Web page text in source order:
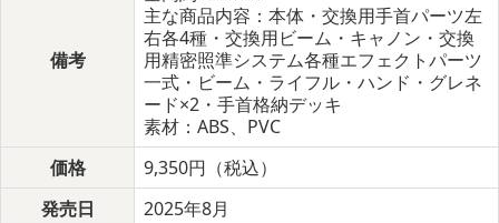
備考
主な商品内容：本体・交換用手首パーツ左
右各4種・交換用ビーム・キャノン・交換
用精密照準システム各種エフェクトパーツ
一式・ビーム・ライフル・ハンド・グレネ
ード×2・手首格納デッキ
素材：ABS、PVC
価格
9,350円（税込）
発売日
2025年8月